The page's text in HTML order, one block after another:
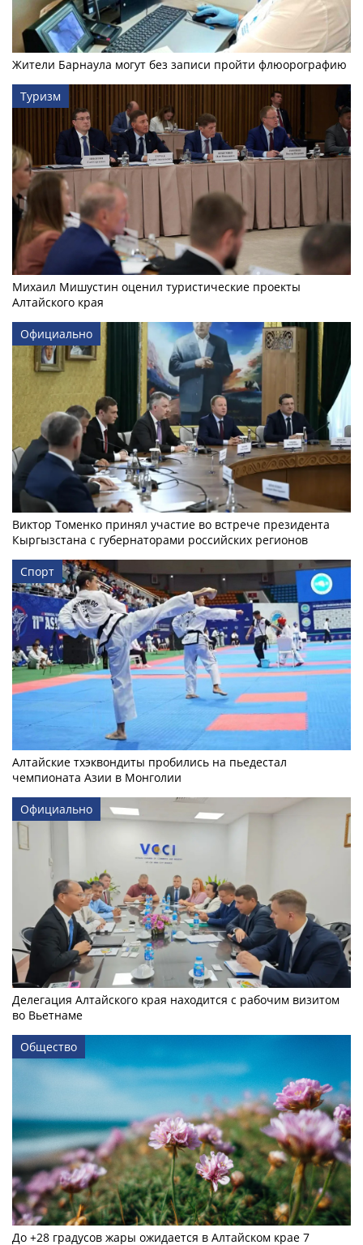
Жители Барнаула могут без записи пройти флюорографию
Туризм
Михаил Мишустин оценил туристические проекты
Алтайского края
Официально
Виктор Томенко принял участие во встрече президента
Кыргызстана с губернаторами российских регионов
Спорт
Алтайские тхэквондиты пробились на пьедестал
чемпионата Азии в Монголии
Официально
Делегация Алтайского края находится с рабочим визитом
во Вьетнаме
Общество
До +28 градусов жары ожидается в Алтайском крае 7